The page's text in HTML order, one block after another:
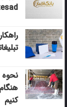
نحوه
کنیم